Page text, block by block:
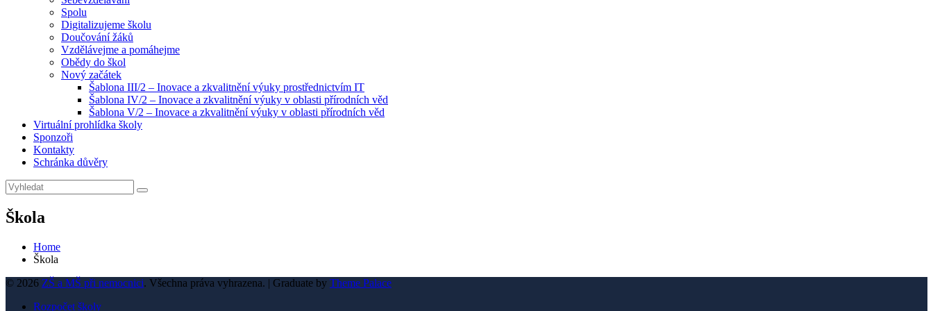
Spolu
Digitalizujeme školu
Doučování žáků
Vzdělávejme a pomáhejme
Obědy do škol
Nový začátek
Šablona III/2 – Inovace a zkvalitnění výuky prostřednictvím IT
Šablona IV/2 – Inovace a zkvalitnění výuky v oblasti přírodních věd
Šablona V/2 – Inovace a zkvalitnění výuky v oblasti přírodních věd
Virtuální prohlídka školy
Sponzoři
Kontakty
Schránka důvěry
Search
for:
Search
Škola
Home
Škola
© 2026 ZŠ a MŠ při nemocnici. Všechna práva vyhrazena. | Graduate by Theme Palace
Rozpočet školy